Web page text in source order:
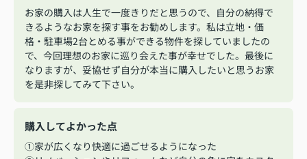
お家の購入は人生で一度きりだと思うので、自分の納得で
きるようなお家を探す事をお勧めします。私は立地・価
格・駐車場2台とめる事ができる物件を探していましたの
で、今回理想のお家に巡り会えた事が幸せでした。最後に
なりますが、妥協せず自分が本当に購入したいと思うお家
を是非探してみて下さい。
購入してよかった点
①家が広くなり快適に過ごせるようになった